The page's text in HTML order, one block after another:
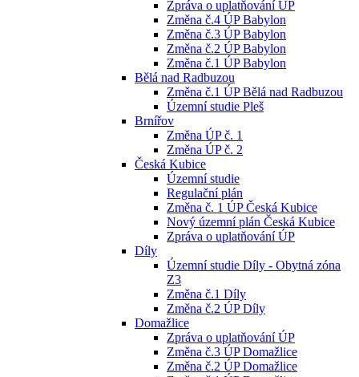
Zpráva o uplatňování ÚP
Změna č.4 ÚP Babylon
Změna č.3 ÚP Babylon
Změna č.2 ÚP Babylon
Změna č.1 ÚP Babylon
Bělá nad Radbuzou
Změna č.1 ÚP Bělá nad Radbuzou
Územní studie Pleš
Brnířov
Změna ÚP č. 1
Změna ÚP č. 2
Česká Kubice
Územní studie
Regulační plán
Změna č. 1 ÚP Česká Kubice
Nový územní plán Česká Kubice
Zpráva o uplatňování ÚP
Díly
Územní studie Díly - Obytná zóna
Z3
Změna č.1 Díly
Změna č.2 ÚP Díly
Domažlice
Zpráva o uplatňování ÚP
Změna č.3 ÚP Domažlice
Změna č.2 ÚP Domažlice